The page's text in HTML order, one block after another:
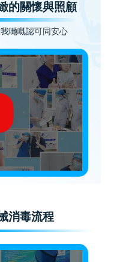
的關懷與照顧
哋嘅認可同安心
消毒流程